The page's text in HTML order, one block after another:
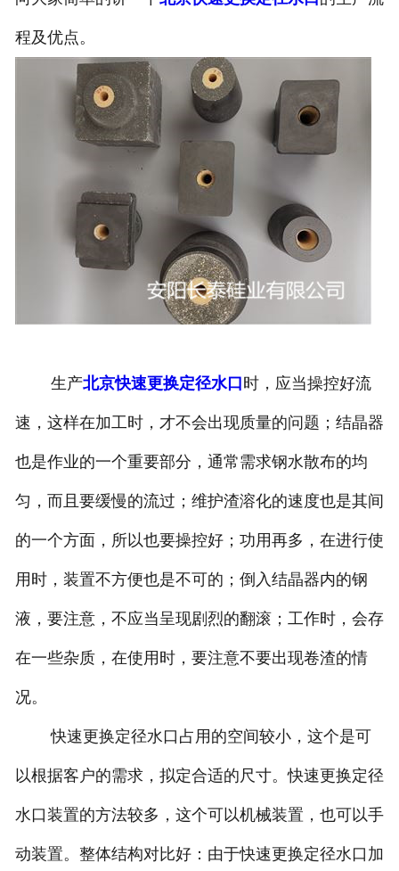
程及优点。
生产北京快速更换定径水口 时，应当操控好流
速，这样在加工时，才不会出现质量的问题；结晶器
也是作业的一个重要部分，通常需求钢水散布的均
匀，而且要缓慢的流过；维护渣溶化的速度也是其间
的一个方面，所以也要操控好；功用再多，在进行使
用时，装置不方便也是不可的；倒入结晶器内的钢
液，要注意，不应当呈现剧烈的翻滚；工作时，会存
在一些杂质，在使用时，要注意不要出现卷渣的情
况。
快速更换定径水口占用的空间较小，这个是可
以根据客户的需求，拟定合适的尺寸。快速更换定径
水口装置的方法较多，这个可以机械装置，也可以手
动装置。整体结构对比好：由于快速更换定径水口加